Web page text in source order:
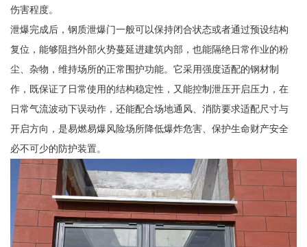
伤害程度。
泄爆完成后，钢质泄爆门一般可以保持闭合状态或者通过预设结构
复位，能够阻挡外部火势蔓延进建筑内部，也能隔绝日常作业的粉
尘、杂物，维持场所的正常围护功能。它采用强度适配的钢材制
作，既保证了日常使用的结构稳定性，又能控制泄压开启压力，在
日常气流波动下误动作，还能配合场地通风、消防要求适配尺寸与
开启方向，是易燃易爆风险场所降低爆炸危害、保护生命财产安全
必不可少的防护装置。